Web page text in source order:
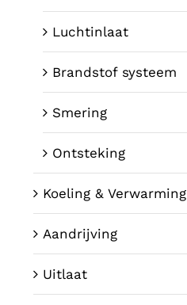
Luchtinlaat
Brandstof systeem
Smering
Ontsteking
Koeling & Verwarming
Aandrijving
Uitlaat